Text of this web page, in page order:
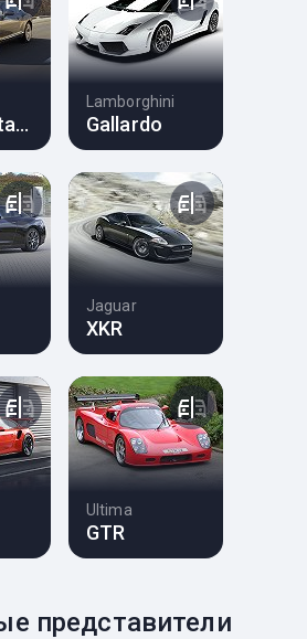
Continental GT
Lamborghini
Gallardo
Jaguar
XKR
Ultima
GTR
представители